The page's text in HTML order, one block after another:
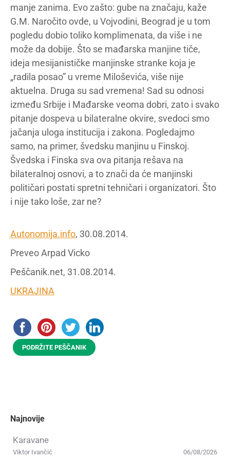
manje zanima. Evo zašto: gube na značaju, kaže
G.M. Naročito ovde, u Vojvodini, Beograd je u tom
pogledu dobio toliko komplimenata, da više i ne
može da dobije. Što se mađarska manjine tiče,
ideja mesijanističke manjinske stranke koja je
„radila posao” u vreme Miloševića, više nije
aktuelna. Druga su sad vremena! Sad su odnosi
između Srbije i Mađarske veoma dobri, zato i svako
pitanje dospeva u bilateralne okvire, svedoci smo
jačanja uloga institucija i zakona. Pogledajmo
samo, na primer, švedsku manjinu u Finskoj.
Švedska i Finska sva ova pitanja rešava na
bilateralnoj osnovi, a to znači da će manjinski
političari postati spretni tehničari i organizatori. Što
i nije tako loše, zar ne?
Autonomija.info, 30.08.2014.
Preveo Arpad Vicko
Peščanik.net, 31.08.2014.
UKRAJINA
PODRŽITE PEŠČANIK
Najnovije
Karavane
06/08/2026
Viktor Ivančić